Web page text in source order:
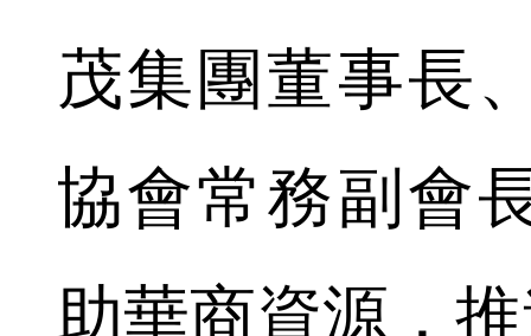
茂集團董事長
協會常務副會
助華商資源，